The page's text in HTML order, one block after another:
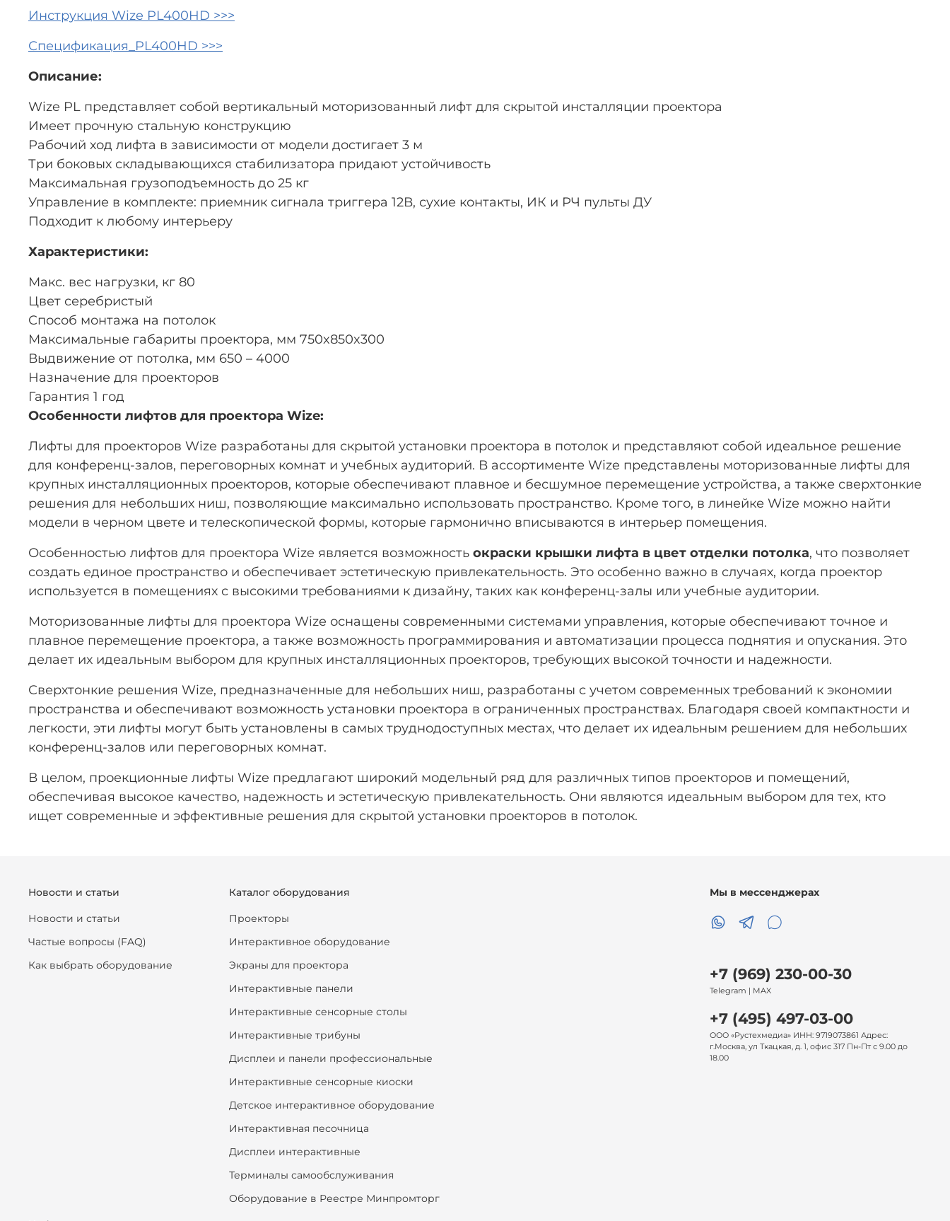
Инструкция Wize PL400HD >>>
Спецификация_PL400HD >>>
Описание:
Wize PL представляет собой вертикальный моторизованный лифт для скрытой инсталляции проектора
Имеет прочную стальную конструкцию
Рабочий ход лифта в зависимости от модели достигает 3 м
Три боковых складывающихся стабилизатора придают устойчивость
Максимальная грузоподъемность до 25 кг
Управление в комплекте: приемник сигнала триггера 12В, сухие контакты, ИК и РЧ пульты ДУ
Подходит к любому интерьеру
Характеристики:
Макс. вес нагрузки, кг 80
Цвет серебристый
Способ монтажа на потолок
Максимальные габариты проектора, мм 750x850x300
Выдвижение от потолка, мм 650 – 4000
Назначение для проекторов
Гарантия 1 год
Особенности лифтов для проектора Wize:
Лифты для проекторов Wize разработаны для скрытой установки проектора в потолок и представляют собой идеальное решение
для конференц-залов, переговорных комнат и учебных аудиторий. В ассортименте Wize представлены моторизованные лифты для
крупных инсталляционных проекторов, которые обеспечивают плавное и бесшумное перемещение устройства, а также сверхтонкие
решения для небольших ниш, позволяющие максимально использовать пространство. Кроме того, в линейке Wize можно найти
модели в черном цвете и телескопической формы, которые гармонично вписываются в интерьер помещения.
Особенностью лифтов для проектора Wize является возможность окраски крышки лифта в цвет отделки потолка, что позволяет
создать единое пространство и обеспечивает эстетическую привлекательность. Это особенно важно в случаях, когда проектор
используется в помещениях с высокими требованиями к дизайну, таких как конференц-залы или учебные аудитории.
Моторизованные лифты для проектора Wize оснащены современными системами управления, которые обеспечивают точное и
плавное перемещение проектора, а также возможность программирования и автоматизации процесса поднятия и опускания. Это
делает их идеальным выбором для крупных инсталляционных проекторов, требующих высокой точности и надежности.
Сверхтонкие решения Wize, предназначенные для небольших ниш, разработаны с учетом современных требований к экономии
пространства и обеспечивают возможность установки проектора в ограниченных пространствах. Благодаря своей компактности и
легкости, эти лифты могут быть установлены в самых труднодоступных местах, что делает их идеальным решением для небольших
конференц-залов или переговорных комнат.
В целом, проекционные лифты Wize предлагают широкий модельный ряд для различных типов проекторов и помещений,
обеспечивая высокое качество, надежность и эстетическую привлекательность. Они являются идеальным выбором для тех, кто
ищет современные и эффективные решения для скрытой установки проекторов в потолок.
Новости и статьи
Новости и статьи
Частые вопросы (FAQ)
Как выбрать оборудование
Каталог оборудования
Проекторы
Интерактивное оборудование
Экраны для проектора
Интерактивные панели
Интерактивные сенсорные столы
Интерактивные трибуны
Дисплеи и панели профессиональные
Интерактивные сенсорные киоски
Детское интерактивное оборудование
Интерактивная песочница
Дисплеи интерактивные
Терминалы самообслуживания
Оборудование в Реестре Минпромторг
Мы в мессенджерах
+7 (969) 230-00-30
Telegram | MAX
+7 (495) 497-03-00
ООО «Рустехмедиа» ИНН: 9719073861 Адрес:
г.Москва, ул Ткацкая, д. 1, офис 317 Пн-Пт с 9.00 до
18.00